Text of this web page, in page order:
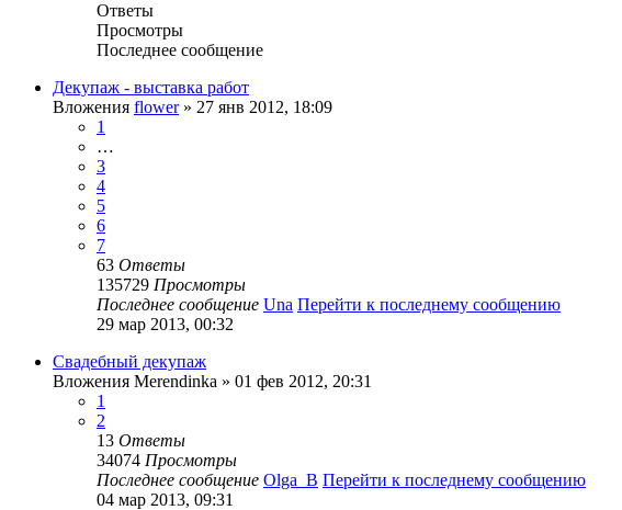
Ответы
Просмотры
Последнее сообщение
Декупаж - выставка работ
Вложения flower» 27 янв 2012, 18:09
1
…
3
4
5
6
7
63 Ответы
135729 Просмотры
Последнее сообщение Una Перейти к последнему сообщению
29 мар 2013, 00:32
Свадебный декупаж
Вложения Merendinka » 01 фев 2012, 20:31
1
2
13 Ответы
34074 Просмотры
Последнее сообщение Olga_B Перейти к последнему сообщению
04 мар 2013, 09:31